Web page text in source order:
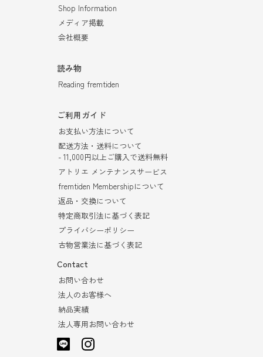
Shop Information
メディア掲載
会社概要
読み物
Reading fremtiden
ご利用ガイド
お支払い方法について
配送方法・送料について
- 11,000円以上ご購入で送料無料
アトリエ メンテナンスサービス
fremtiden Membershipについて
返品・交換について
特定商取引法に基づく表記
プライバシーポリシー
古物営業法に基づく表記
Contact
お問い合わせ
法人のお客様へ
納品実績
法人専用お問い合わせ